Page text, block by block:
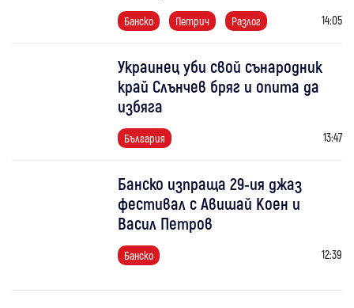
Банско Петрич Разлог 14:05
Украинец уби свой сънародник
край Слънчев бряг и опита да
избяга
България 13:47
Банско изпраща 29-ия джаз
фестивал с Авишай Коен и
Васил Петров
Банско 12:39